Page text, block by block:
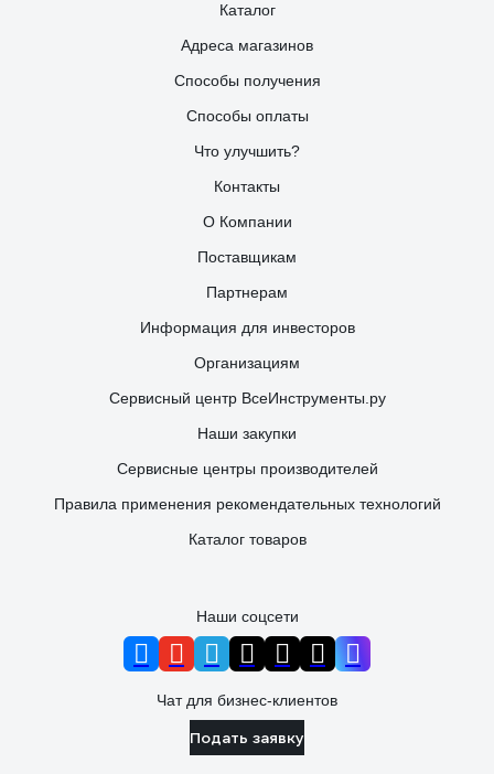
Каталог
Адреса магазинов
Способы получения
Способы оплаты
Что улучшить?
Контакты
О Компании
Поставщикам
Партнерам
Информация для инвесторов
Организациям
Сервисный центр ВсеИнструменты.ру
Наши закупки
Сервисные центры производителей
Правила применения рекомендательных технологий
Каталог товаров
Наши соцсети
Чат для бизнес-клиентов
Подать заявку